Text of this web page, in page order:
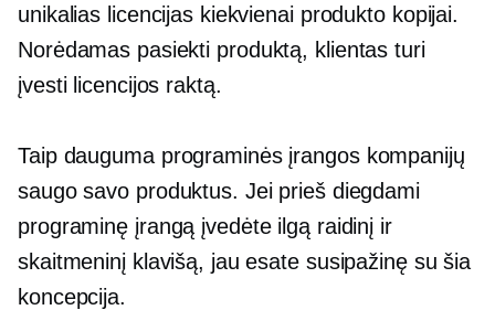
unikalias licencijas kiekvienai produkto kopijai.
Norėdamas pasiekti produktą, klientas turi
įvesti licencijos raktą.
Taip dauguma programinės įrangos kompanijų
saugo savo produktus. Jei prieš diegdami
programinę įrangą įvedėte ilgą raidinį ir
skaitmeninį klavišą, jau esate susipažinę su šia
koncepcija.